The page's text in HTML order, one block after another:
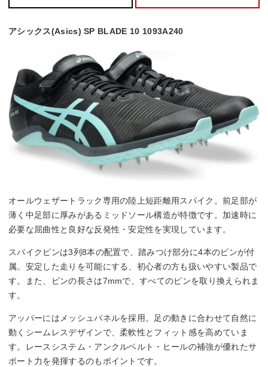
アシックス(Asics) SP BLADE 10 1093A240
オールウェザートラック専用の陸上短距離用スパイク。前足部が
薄く中足部に厚みがあるミッドソール構造が特徴です。加速時に
必要な屈曲性と良好な反発性・安定性を実現しています。
スパイクピンは3列8本の配置で、踏みつけ部分に4本のピンが付
属。安定した走りを可能にする、初心者の方も扱いやすい製品で
す。また、ピンの長さは7mmで、すべてのピンを取り換えられま
す。
アッパーにはメッシュパネルを採用。足の動きに合わせて自然に
動くシームレスデザインで、柔軟性とフィット感を高めていま
す。レースシステム・アンクルベルト・ヒールの補強が優れたサ
ポート力を発揮するのもポイントです。